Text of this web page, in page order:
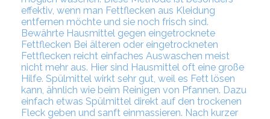
effektiv, wenn man Fettflecken aus Kleidung
entfernen möchte und sie noch frisch sind.
Bewährte Hausmittel gegen eingetrocknete
Fettflecken Bei älteren oder eingetrockneten
Fettflecken reicht einfaches Auswaschen meist
nicht mehr aus. Hier sind Hausmittel oft eine große
Hilfe. Spülmittel wirkt sehr gut, weil es Fett lösen
kann, ähnlich wie beim Reinigen von Pfannen. Dazu
einfach etwas Spülmittel direkt auf den trockenen
Fleck geben und sanft einmassieren. Nach kurzer